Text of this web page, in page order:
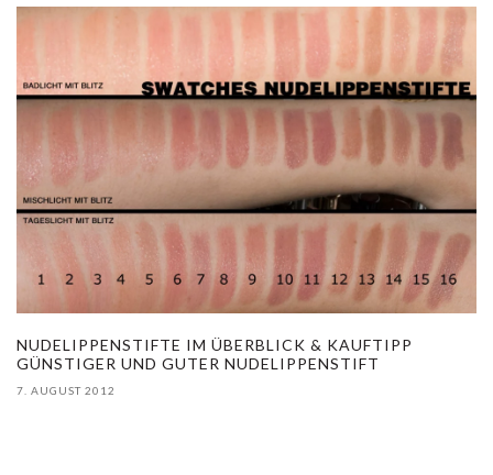
NUDELIPPENSTIFTE IM ÜBERBLICK & KAUFTIPP
GÜNSTIGER UND GUTER NUDELIPPENSTIFT
7. AUGUST 2012